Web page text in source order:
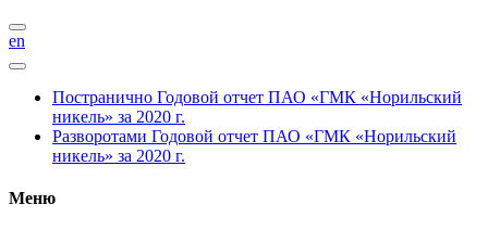
en
Постранично Годовой отчет ПАО «ГМК «Норильский
никель» за 2020 г.
Разворотами Годовой отчет ПАО «ГМК «Норильский
никель» за 2020 г.
Меню